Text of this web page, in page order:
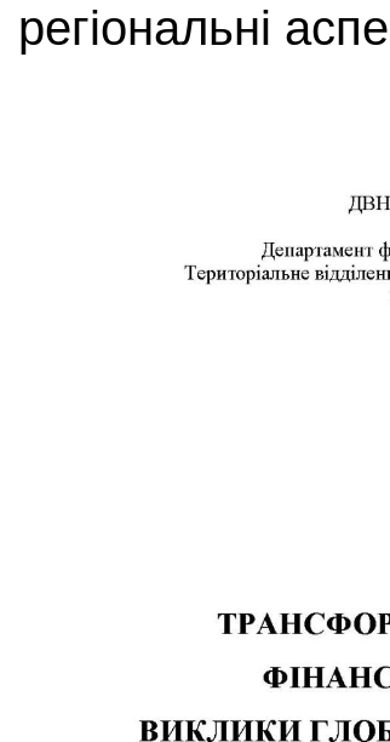
регіональні